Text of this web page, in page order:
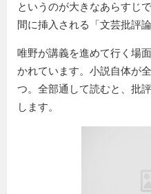
というのが大きなあらすじ
間に挿入される「文芸批評
唯野が講義を進めて行く場
かれています。小説自体が
つ。全部通して読むと、批
します。